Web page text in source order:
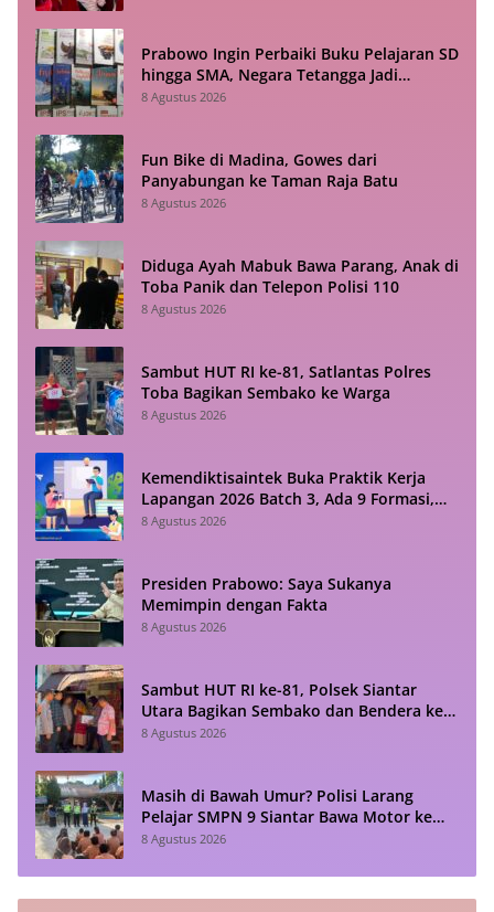
Prabowo Ingin Perbaiki Buku Pelajaran SD
hingga SMA, Negara Tetangga Jadi
Pembanding
8 Agustus 2026
Fun Bike di Madina, Gowes dari
Panyabungan ke Taman Raja Batu
8 Agustus 2026
Diduga Ayah Mabuk Bawa Parang, Anak di
Toba Panik dan Telepon Polisi 110
8 Agustus 2026
Sambut HUT RI ke-81, Satlantas Polres
Toba Bagikan Sembako ke Warga
8 Agustus 2026
Kemendiktisaintek Buka Praktik Kerja
Lapangan 2026 Batch 3, Ada 9 Formasi,
Cek di Sini!
8 Agustus 2026
Presiden Prabowo: Saya Sukanya
Memimpin dengan Fakta
8 Agustus 2026
Sambut HUT RI ke-81, Polsek Siantar
Utara Bagikan Sembako dan Bendera ke
Warga
8 Agustus 2026
Masih di Bawah Umur? Polisi Larang
Pelajar SMPN 9 Siantar Bawa Motor ke
Sekolah
8 Agustus 2026